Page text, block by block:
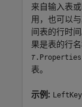
来自输入表
用，也可以
间表的行时
果是表的行
T
表。
示例: